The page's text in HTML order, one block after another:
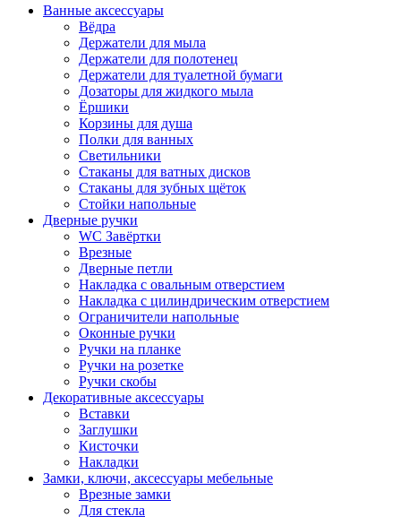
Ванные аксессуары
Вёдра
Держатели для мыла
Держатели для полотенец
Держатели для туалетной бумаги
Дозаторы для жидкого мыла
Ёршики
Корзины для душа
Полки для ванных
Светильники
Стаканы для ватных дисков
Стаканы для зубных щёток
Стойки напольные
Дверные ручки
WC Завёртки
Врезные
Дверные петли
Накладка с овальным отверстием
Накладка с цилиндрическим отверстием
Ограничители напольные
Оконные ручки
Ручки на планке
Ручки на розетке
Ручки скобы
Декоративные аксессуары
Вставки
Заглушки
Кисточки
Накладки
Замки, ключи, аксессуары мебельные
Врезные замки
Для стекла